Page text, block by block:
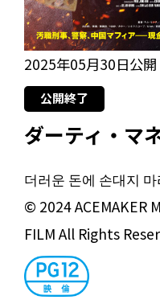
2025年05月30日公開
公開終了
ダーティ・マ
더러운 돈에 손대지 마
© 2024 ACEMAKER
FILM All Rights